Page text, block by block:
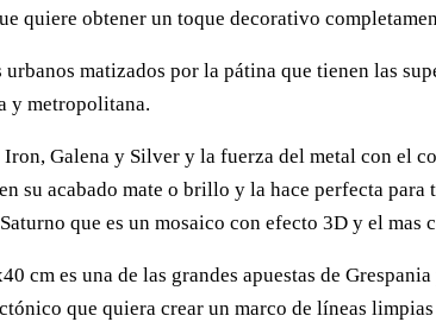
quiere obtener un toque decorativo
matizados por la pátina que tienen las
y metropolitana.
Galena y Silver y la fuerza del metal con el
su acabado mate o brillo y la hace perfecta
que es un mosaico con efecto 3D y el mas
cm es una de las grandes apuestas de
que quiera crear un marco de líneas